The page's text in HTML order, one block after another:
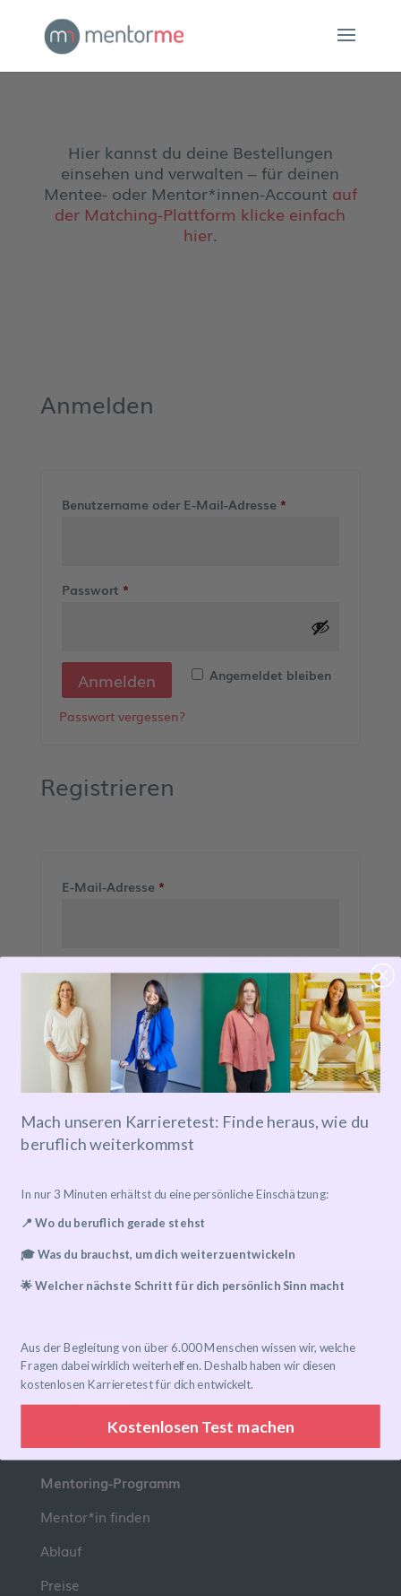
Hier kannst du deine Bestellungen
einsehen und verwalten – für deinen
Mentee- oder Mentor*innen-Account auf
der Matching-Plattform klicke einfach
hier.
Anmelden
Benutzername oder E-Mail-Adresse *Erforderlich
Passwort *Erforderlich
Angemeldet bleiben
Anmelden
Passwort vergessen?
Registrieren
E-Mail-Adresse *Erforderlich
wird an deine E-Mail-Adresse gesendet.
Subscribe to our newsletter
Ja, ich möchte ein Kundenkonto eröffnen
und akzeptiere dieDatenschutzerklärung. *
Registrieren
Mentoring-Programm
Mentor*in finden
Ablauf
Preise
Mach unseren Karrieretest: Finde heraus, wie du
beruflich weiterkommst
In nur 3 Minuten erhältst du eine persönliche Einschätzung:
📍 Wo du beruflich gerade stehst
🎓 Was du brauchst, um dich weiterzuentwickeln
🌟 Welcher nächste Schritt für dich persönlich Sinn macht
Aus der Begleitung von über 6.000 Menschen wissen wir, welche
Fragen dabei wirklich weiterhelfen. Deshalb haben wir diesen
kostenlosen Karrieretest für dich entwickelt.
Kostenlosen Test machen